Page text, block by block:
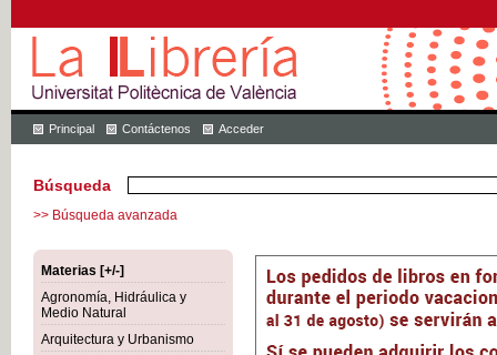
Principal Contáctenos Acceder
Búsqueda
>> Búsqueda avanzada
Materias [+/-]
Agronomía, Hidráulica y
Medio Natural
Arquitectura y Urbanismo